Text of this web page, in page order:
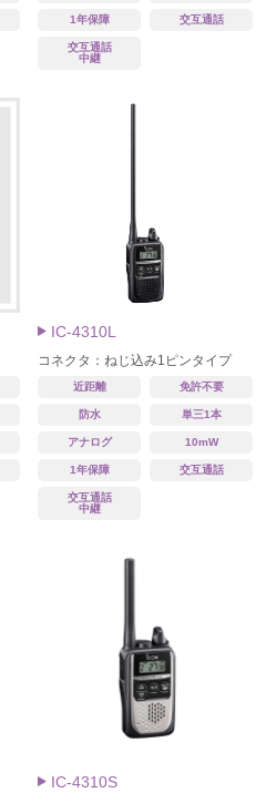
1年保障 交互通話
交互通話
中継
IC-4310L
コネクタ：ねじ込み1ピンタイプ
近距離 免許不要
防水 単三1本
アナログ 10mW
1年保障 交互通話
交互通話
中継
IC-4310S